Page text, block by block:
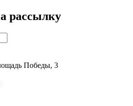
рассылку
Победы, 3